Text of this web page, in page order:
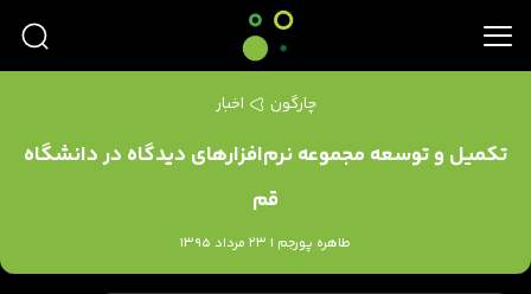
چارگون اخبار
تکمیل و توسعه مجموعه نرم‌افزارهای دیدگاه در دانشگاه
قم
طاهره پورجم | 23 مرداد 1395